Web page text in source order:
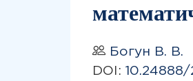
Богун В. В.
DOI: 10.24888/